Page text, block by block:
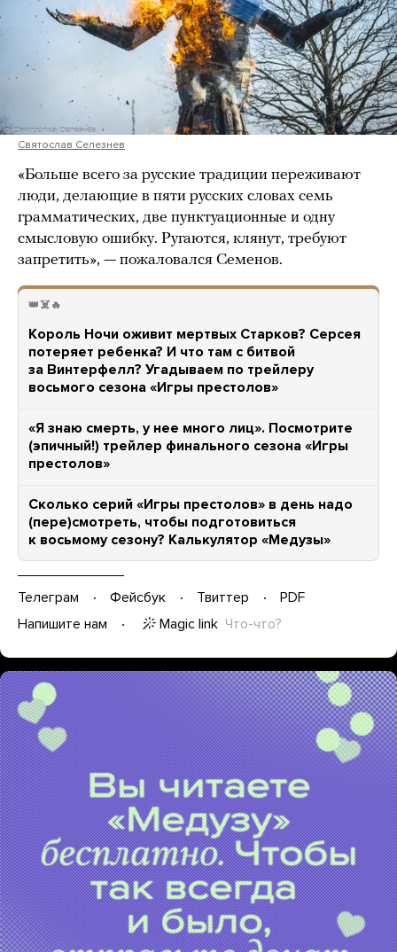
Святослав Селезнев
«Больше всего за русские традиции переживают
люди, делающие в пяти русских словах семь
грамматических, две пунктуационные и одну
смысловую ошибку. Ругаются, клянут, требуют
запретить», — пожаловался Семенов.
👑☠️🔥
Король Ночи оживит мертвых Старков? Серсея
потеряет ребенка? И что там с битвой
за Винтерфелл? Угадываем по трейлеру
восьмого сезона «Игры престолов»
«Я знаю смерть, у нее много лиц». Посмотрите
(эпичный!) трейлер финального сезона «Игры
престолов»
Сколько серий «Игры престолов» в день надо
(пере)смотреть, чтобы подготовиться
к восьмому сезону? Калькулятор «Медузы»
Телеграм Фейсбук Твиттер
PDF
Напишите нам
Magic link Что-что?